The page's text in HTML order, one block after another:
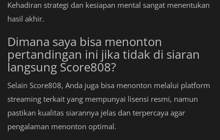
Kehadiran strategi dan kesiapan mental sangat menentukan
hasil akhir.
Dimana saya bisa menonton
pertandingan ini jika tidak di siaran
langsung Score808?
Selain Score808, Anda juga bisa menonton melalui platform
streaming terkait yang mempunyai lisensi resmi, namun
pastikan kualitas siarannya jelas dan terpercaya agar
pengalaman menonton optimal.